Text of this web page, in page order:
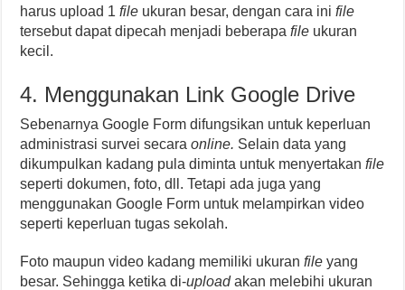
harus upload 1file ukuran besar, dengan cara inifile
tersebut dapat dipecah menjadi beberapafile ukuran
kecil.
4. Menggunakan Link Google Drive
Sebenarnya Google Form difungsikan untuk keperluan
administrasi survei secaraonline. Selain data yang
dikumpulkan kadang pula diminta untuk menyertakanfile
seperti dokumen, foto, dll. Tetapi ada juga yang
menggunakan Google Form untuk melampirkan video
seperti keperluan tugas sekolah.
Foto maupun video kadang memiliki ukuranfile yang
besar. Sehingga ketika di-uploadakan melebihi ukuran